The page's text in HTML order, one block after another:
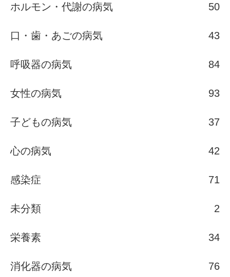
ホルモン・代謝の病気 50
口・歯・あごの病気 43
呼吸器の病気 84
女性の病気 93
子どもの病気 37
心の病気 42
感染症 71
未分類 2
栄養素 34
消化器の病気 76